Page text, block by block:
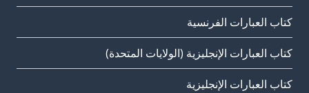
كتاب العبارات الفرنسية
كتاب العبارات الإنجليزية (الولايات المتحدة)
كتاب العبارات الإنجليزية